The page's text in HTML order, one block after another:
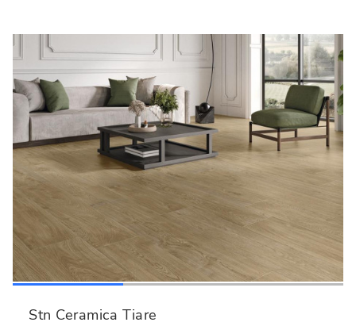
Stn Ceramica Tiare